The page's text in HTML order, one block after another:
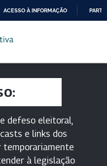
ACESSO À INFORMAÇÃO
defeso eleitoral,
e links dos
temporariamente
à legislação